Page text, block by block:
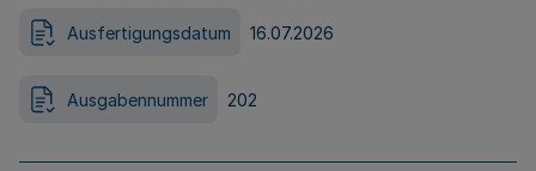
Ausfertigungsdatum 16.07.2026
Ausgabennummer 202